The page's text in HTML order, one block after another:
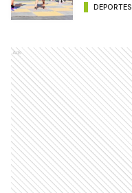
DEPORTES
Ads